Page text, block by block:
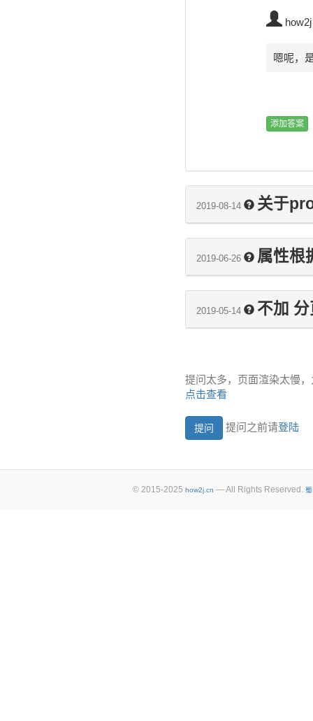
how2j
嗯呢，
2019-08-14 关于
2019-06-26 属性根
2019-05-14 不加
提问太多，页面渲染太慢
点击查看
提问之前请登陆
© 2015-2025 how2j.cn — All Rights Reserved.